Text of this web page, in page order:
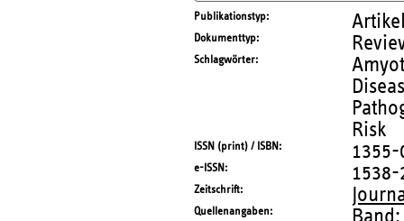
Publikationstyp
Dokumenttyp
Schlagwörter
Risk
ISSN (print) / ISBN 1355-
e-ISSN 1538-
Zeitschrift
Quellenangaben